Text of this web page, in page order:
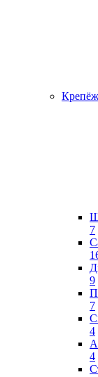
7
9
7
4
4